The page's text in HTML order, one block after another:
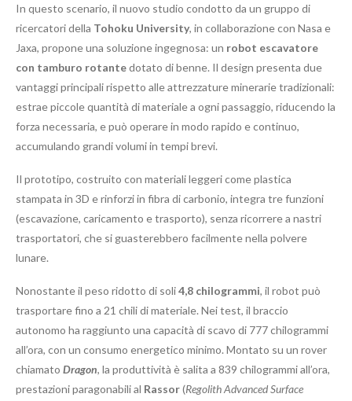
In questo scenario, il nuovo studio condotto da un gruppo di
ricercatori della Tohoku University, in collaborazione con Nasa e
Jaxa, propone una soluzione ingegnosa: un robot escavatore
con tamburo rotantedotato di benne. Il design presenta due
vantaggi principali rispetto alle attrezzature minerarie tradizionali:
estrae piccole quantità di materiale a ogni passaggio, riducendo la
forza necessaria, e può operare in modo rapido e continuo,
accumulando grandi volumi in tempi brevi.
Il prototipo, costruito con materiali leggeri come plastica
stampata in 3D e rinforzi in fibra di carbonio, integra tre funzioni
(escavazione, caricamento e trasporto), senza ricorrere a nastri
trasportatori, che si guasterebbero facilmente nella polvere
lunare.
Nonostante il peso ridotto di soli4,8 chilogrammi, il robot può
trasportare fino a 21 chili di materiale. Nei test, il braccio
autonomo ha raggiunto una capacità di scavo di 777 chilogrammi
all’ora, con un consumo energetico minimo. Montato su un rover
chiamato Dragon, la produttività è salita a 839 chilogrammi all’ora,
prestazioni paragonabili al Rassor(Regolith Advanced Surface